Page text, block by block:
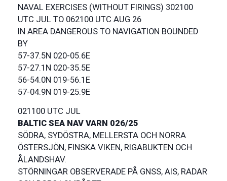
NAVAL EXERCISES (WITHOUT FIRINGS) 302100
UTC JUL TO 062100 UTC AUG 26
IN AREA DANGEROUS TO NAVIGATION BOUNDED
BY
57-37.5N 020-05.6E
57-27.1N 020-35.5E
56-54.0N 019-56.1E
021100 UTC JUL
BALTIC SEA NAV VARN 026/25
SÖDRA, SYDÖSTRA, MELLERSTA OCH NORRA
ÖSTERSJÖN, FINSKA VIKEN, RIGABUKTEN OCH
ÅLANDSHAV.
STÖRNINGAR OBSERVERADE PÅ GNSS, AIS, RADAR